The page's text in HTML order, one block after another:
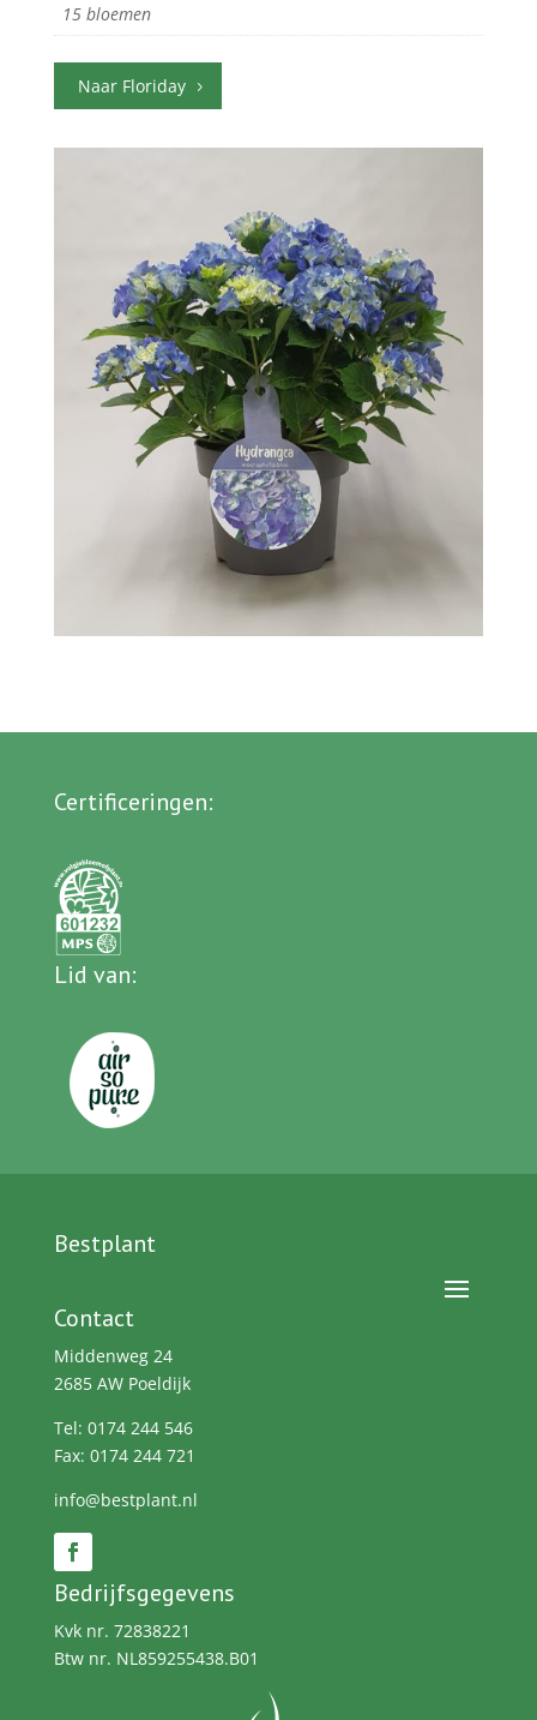
15 bloemen
Naar Floriday
Certificeringen:
Lid van:
Bestplant
Contact
Middenweg 24
2685 AW Poeldijk
Tel: 0174 244 546
Fax: 0174 244 721
info@bestplant.nl
Bedrijfsgegevens
Kvk nr. 72838221
Btw nr. NL859255438.B01